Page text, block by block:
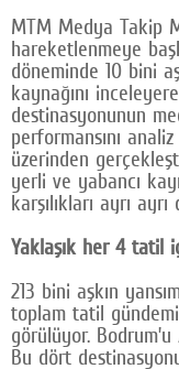
MTM Medya Takip
hareketlenmeye
döneminde 10 bini
kaynağını
destinasyonunun
performansını
üzerinden
yerli ve yabancı
karşılıkları ayrı
Yaklaşık her 4 tatil
213 bini aşkın
toplam tatil
görülüyor.
Bu dört